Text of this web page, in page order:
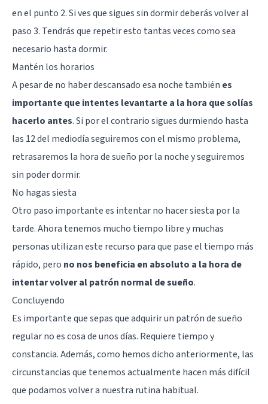
en el punto 2. Si ves que sigues sin dormir deberás volver al
paso 3. Tendrás que repetir esto tantas veces como sea
necesario hasta dormir.
Mantén los horarios
A pesar de no haber descansado esa noche también es
importante que intentes levantarte a la hora que solías
hacerlo antes. Si por el contrario sigues durmiendo hasta
las 12 del mediodía seguiremos con el mismo problema,
retrasaremos la hora de sueño por la noche y seguiremos
sin poder dormir.
No hagas siesta
Otro paso importante es intentar no hacer siesta por la
tarde. Ahora tenemos mucho tiempo libre y muchas
personas utilizan este recurso para que pase el tiempo más
rápido, pero no nos beneficia en absoluto a la hora de
intentar volver al patrón normal de sueño.
Concluyendo
Es importante que sepas que adquirir un patrón de sueño
regular no es cosa de unos días. Requiere tiempo y
constancia. Además, como hemos dicho anteriormente, las
circunstancias que tenemos actualmente hacen más difícil
que podamos volver a nuestra rutina habitual.